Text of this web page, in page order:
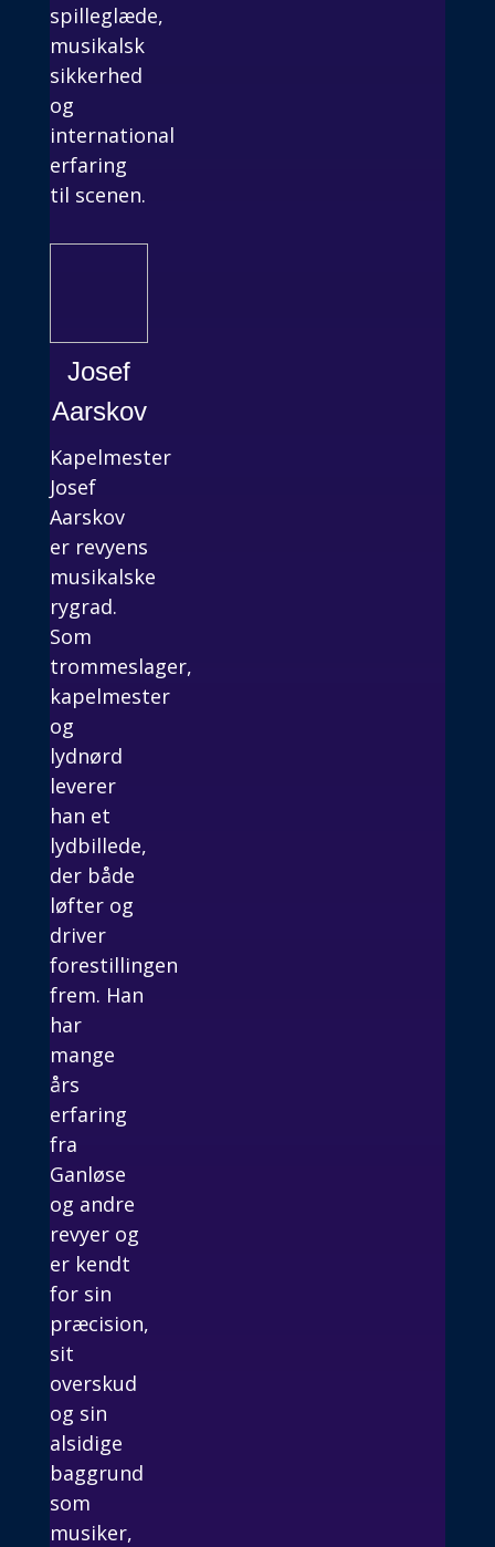
spilleglæde,
musikalsk
sikkerhed
og
international
erfaring
til scenen.
Josef
Aarskov
Kapelmester
Josef
Aarskov
er revyens
musikalske
rygrad.
Som
trommeslager,
kapelmester
og
lydnørd
leverer
han et
lydbillede,
der både
løfter og
driver
forestillingen
frem. Han
har
mange
års
erfaring
fra
Ganløse
og andre
revyer og
er kendt
for sin
præcision,
sit
overskud
og sin
alsidige
baggrund
som
musiker,